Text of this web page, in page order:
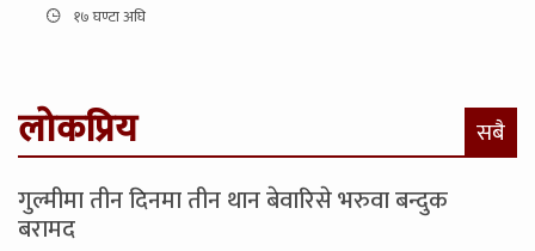
१७ घण्टा अघि
लोकप्रिय सबै
गुल्मीमा तीन दिनमा तीन थान बेवारिसे भरुवा बन्दुक
बरामद